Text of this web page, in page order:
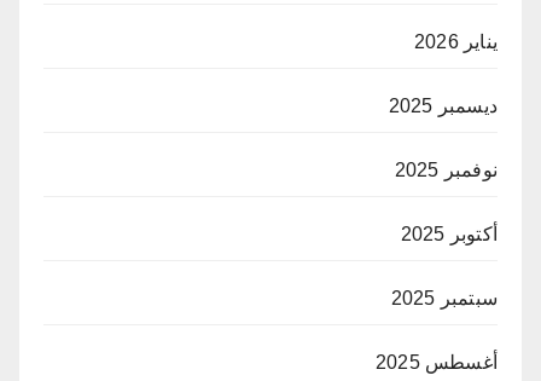
يناير 2026
ديسمبر 2025
نوفمبر 2025
أكتوبر 2025
سبتمبر 2025
أغسطس 2025